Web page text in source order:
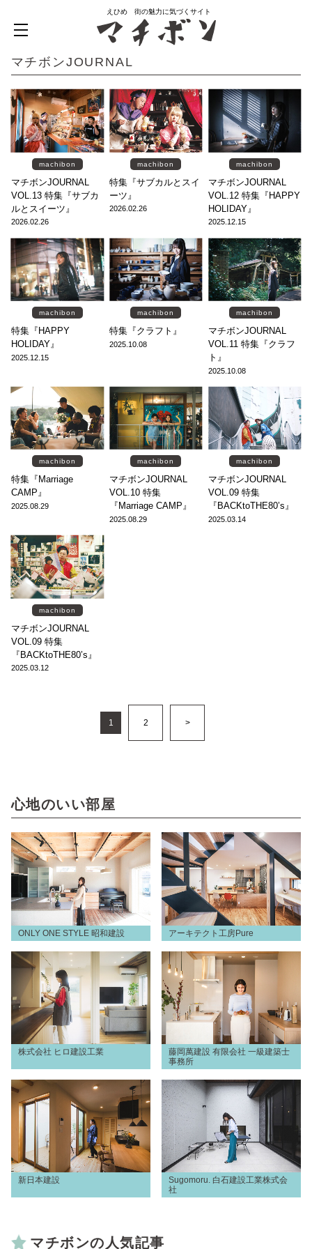
えひめ 街の魅力に気づくサイト
マチボンJOURNAL
machibon
マチボンJOURNAL
VOL.13 特集『サブカ
ルとスイーツ』
2026.02.26
machibon
特集『サブカルとスイ
ーツ』
2026.02.26
machibon
マチボンJOURNAL
VOL.12 特集『HAPPY
HOLIDAY』
2025.12.15
machibon
特集『HAPPY
HOLIDAY』
2025.12.15
machibon
特集『クラフト』
2025.10.08
machibon
マチボンJOURNAL
VOL.11 特集『クラフ
ト』
2025.10.08
machibon
特集『Marriage
CAMP』
2025.08.29
machibon
マチボンJOURNAL
VOL.10 特集
『Marriage CAMP』
2025.08.29
machibon
マチボンJOURNAL
VOL.09 特集
『BACKtoTHE80’s』
2025.03.14
machibon
マチボンJOURNAL
VOL.09 特集
『BACKtoTHE80’s』
2025.03.12
1 2 >
心地のいい部屋
ONLY ONE STYLE 昭和建設 アーキテクト工房Pure
株式会社 ヒロ建設工業
藤岡萬建設 有限会社 一級建築士
事務所
新日本建設
Sugomoru. 白石建設工業株式会
社
マチボンの人気記事